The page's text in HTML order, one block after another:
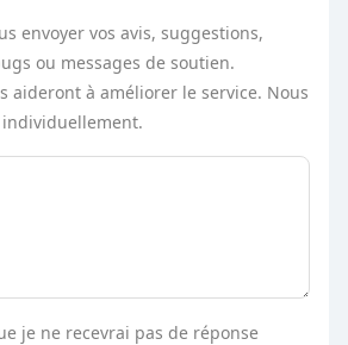
envoyer vos avis, suggestions,
ou messages de soutien.
aideront à améliorer le service. Nous
je ne recevrai pas de réponse